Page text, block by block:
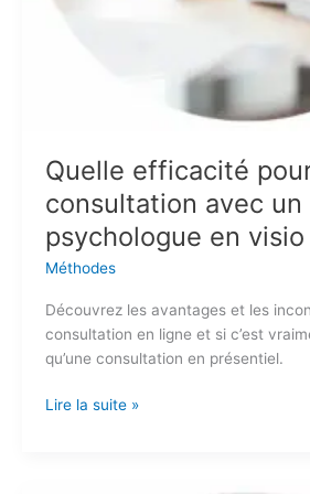
Quelle efficacité
consultation avec un
psychologue en visio
Méthodes
Découvrez les avantages et les
consultation en ligne et si c’est
qu’une consultation en présentiel.
Lire la suite »